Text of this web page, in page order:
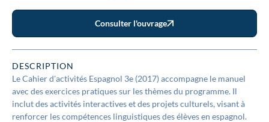
Consulter l'ouvrage
DESCRIPTION
Le Cahier d'activités Espagnol 3e (2017) accompagne le manuel
avec des exercices pratiques sur les thèmes du programme. Il
inclut des activités interactives et des projets culturels, visant à
renforcer les compétences linguistiques des élèves en espagnol.